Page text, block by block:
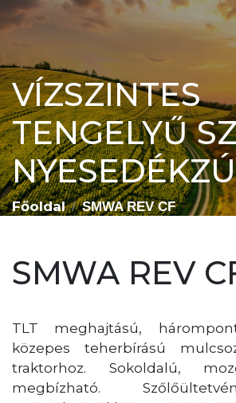
VÍZSZINTES
TENGELYŰ
Főoldal SMWA REV CF
SMWA REV
TLT meghajtású,
közepes teherbírású
traktorhoz. Sokoldalú,
megbízható.